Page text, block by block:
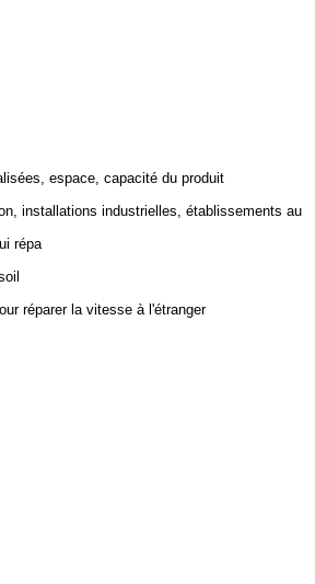
espace, capacité du produit
installations industrielles, établissements au
répa
réparer la vitesse à l'étranger